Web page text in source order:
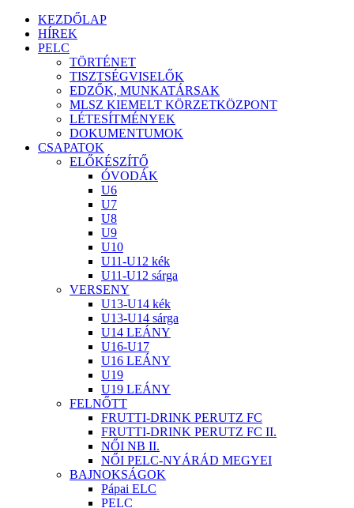
KEZDŐLAP
HÍREK
PELC
TÖRTÉNET
TISZTSÉGVISELŐK
EDZŐK, MUNKATÁRSAK
MLSZ KIEMELT KÖRZETKÖZPONT
LÉTESÍTMÉNYEK
DOKUMENTUMOK
CSAPATOK
ELŐKÉSZÍTŐ
ÓVODÁK
U6
U7
U8
U9
U10
U11-U12 kék
U11-U12 sárga
VERSENY
U13-U14 kék
U13-U14 sárga
U14 LEÁNY
U16-U17
U16 LEÁNY
U19
U19 LEÁNY
FELNŐTT
FRUTTI-DRINK PERUTZ FC
FRUTTI-DRINK PERUTZ FC II.
NŐI NB II.
NŐI PELC-NYÁRÁD MEGYEI
BAJNOKSÁGOK
Pápai ELC
PELC